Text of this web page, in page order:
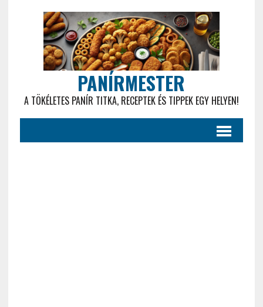
PANÍRMESTER
A TÖKÉLETES PANÍR TITKA, RECEPTEK ÉS TIPPEK EGY HELYEN!